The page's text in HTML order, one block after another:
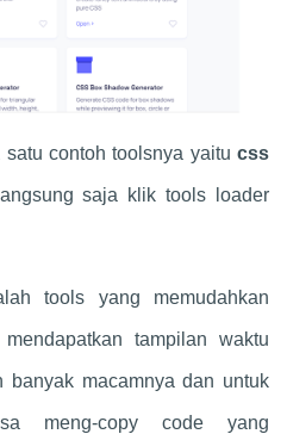
contoh toolsnya yaitu css
saja klik tools loader
tools yang memudahkan
tampilan waktu
banyak macamnya dan untuk
meng-copy code yang